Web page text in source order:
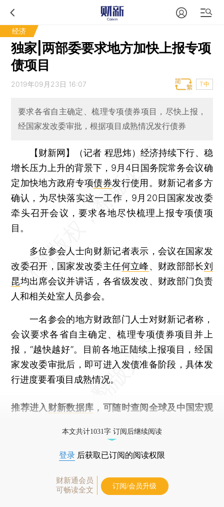
经济
独家|两部委要求地方加快上报专项
债项目
2019年09月23日 16:07 T中
要求各省自主确定、梳理专项债券项目，尽快上报，
经国家发改委审批，根据项目成熟情况发行债券
【财新网】（记者 程思炜） 经济持续下行、稳
增长压力上升的背景下，9月4日国务院常务会议确
定加快地方政府专项债券发行使用。财新记者多方
确认，为尽快落实这一工作，9月20日国家发改委
牵头召开会议，要求各地尽快梳理上报专项债项
目。
多位参会人士向财新记者表示，会议在国家发
改委召开，国家发改委主任何立峰、财政部部长刘
昆均出席会议并讲话，各省级发改、财政部门负责
人和相关处室人员参会。
一名参会的地方财政部门人士对财新记者称，
会议要求各省自主确定、梳理专项债券项目并上
报，“越快越好”。目前各地正陆续上报项目，经国
家发改委审批后，即可进入发债准备阶段，具体发
行进度要看项目成熟情况。
推荐进入 财新数据库 ，可随时查阅全球及中国宏观
本文共计1031字 订阅后继续阅读
登录 后获取已订阅的阅读权限
财新通会员
可畅读全文
订阅/会员升级